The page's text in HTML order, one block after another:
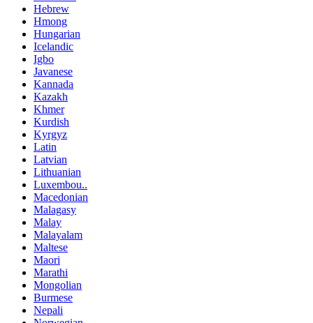
Hebrew
Hmong
Hungarian
Icelandic
Igbo
Javanese
Kannada
Kazakh
Khmer
Kurdish
Kyrgyz
Latin
Latvian
Lithuanian
Luxembou..
Macedonian
Malagasy
Malay
Malayalam
Maltese
Maori
Marathi
Mongolian
Burmese
Nepali